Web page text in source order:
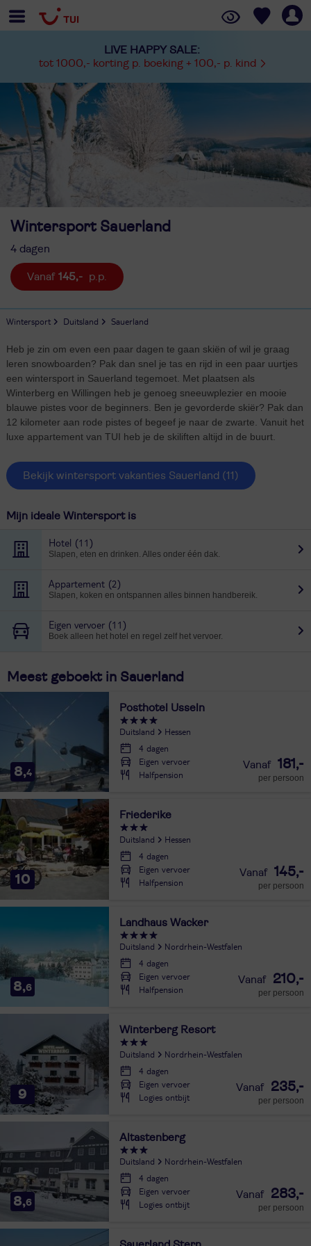
LIVE HAPPY SALE:
tot 1000,- korting p. boeking + 100,- p. kind
Wintersport Sauerland
4 dagen
145,-
Wintersport Duitsland Sauerland
Heb je zin om even een paar dagen te gaan skiën of wil je graag
leren snowboarden? Pak dan snel je tas en rijd in een paar uurtjes
een wintersport in Sauerland tegemoet. Met plaatsen als
Winterberg en Willingen heb je genoeg sneeuwplezier en mooie
blauwe pistes voor de beginners. Ben je gevorderde skiër? Pak dan
12 kilometer aan rode pistes of begeef je naar de zwarte. Vanuit het
luxe appartement van TUI heb je de skiliften altijd in de buurt.
Bekijk wintersport vakanties Sauerland (11)
Mijn ideale Wintersport is
Hotel (11)
Slapen, eten en drinken. Alles onder één dak.
Appartement (2)
Slapen, koken en ontspannen alles binnen handbereik.
Eigen vervoer (11)
Boek alleen het hotel en regel zelf het vervoer.
Meest geboekt in Sauerland
8,4
Posthotel Usseln
Duitsland
Hessen
4 dagen
Eigen vervoer
Halfpension
181,-
per persoon
10
Friederike
Duitsland
Hessen
4 dagen
Eigen vervoer
Halfpension
145,-
per persoon
8,6
Landhaus Wacker
Duitsland
Nordrhein-Westfalen
4 dagen
Eigen vervoer
Halfpension
210,-
per persoon
9
Winterberg Resort
Duitsland
Nordrhein-Westfalen
4 dagen
Eigen vervoer
Logies ontbijt
235,-
per persoon
8,6
Altastenberg
Duitsland
Nordrhein-Westfalen
4 dagen
Eigen vervoer
Logies ontbijt
283,-
per persoon